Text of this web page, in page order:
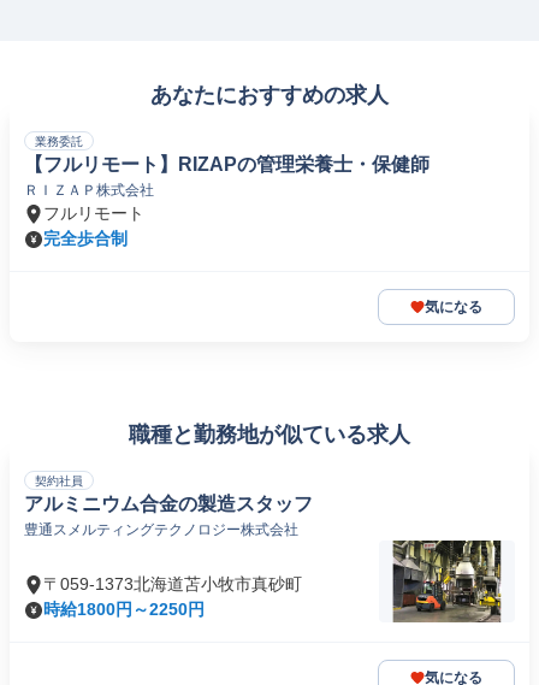
あなたにおすすめの求人
業務委託
【フルリモート】RIZAPの管理栄養士・保健師
ＲＩＺＡＰ株式会社
フルリモート
完全歩合制
気になる
職種と勤務地が似ている求人
契約社員
アルミニウム合金の製造スタッフ
豊通スメルティングテクノロジー株式会社
〒059-1373北海道苫小牧市真砂町
時給1800円～2250円
気になる